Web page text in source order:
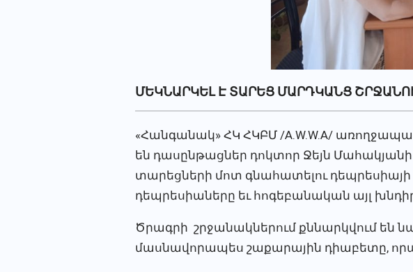
ՄԵԿՆԱՐԿԵԼ Է ՏԱՐԵՑ ՄԱՐԴԿԱՆՑ
«Հանգանակ» ՀԿ ՀԿԲՄ /A.W.W.A/
են դասընթացներ դոկտոր Ջեյն
տարեցների մոտ գնահատելու դեպրեսիայի
դեպրեսիաները եւ հոգեբանական այլ
Ծրագրի շրջանակներում քննարկվում են
մասնավորապես շաքարային դիաբետը,